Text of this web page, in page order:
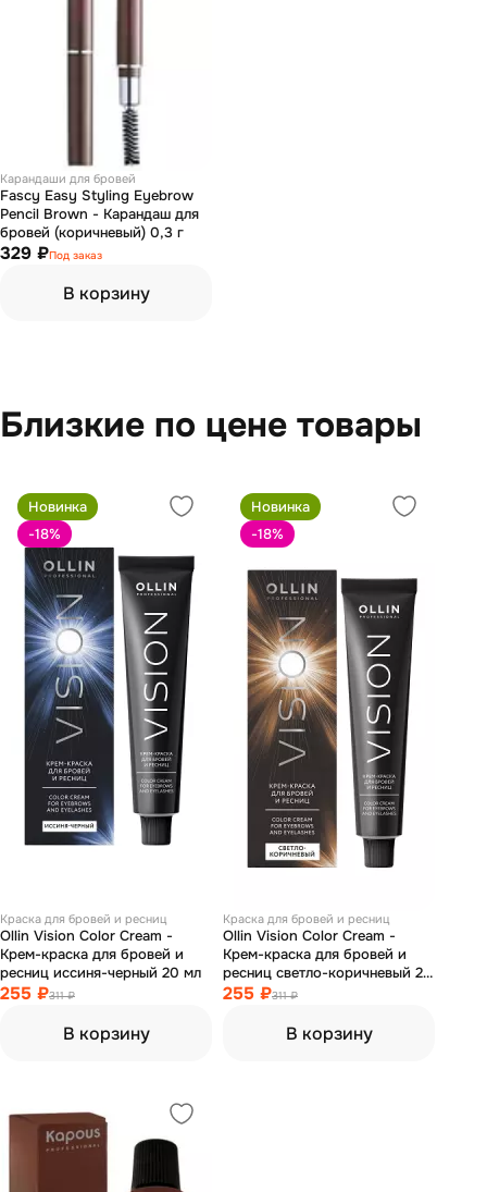
Карандаши для бровей
Fascy Easy Styling Eyebrow
Pencil Brown - Карандаш для
бровей (коричневый) 0,3 г
329 ₽Под заказ
В корзину
Близкие по цене товары
Новинка
-18%
Краска для бровей и ресниц
Ollin Vision Color Cream -
Крем-краска для бровей и
ресниц иссиня-черный 20 мл
255 ₽311 ₽
В корзину
Новинка
-18%
Краска для бровей и ресниц
Ollin Vision Color Cream -
Крем-краска для бровей и
ресниц светло-коричневый 20
мл
255 ₽311 ₽
В корзину